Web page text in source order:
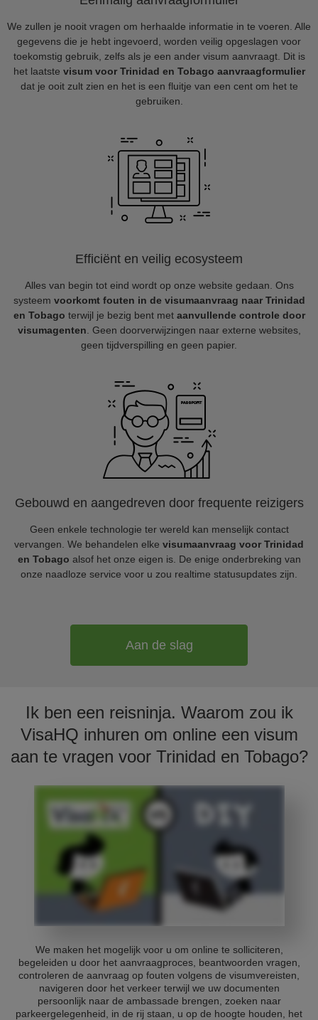
We zullen je nooit vragen om herhaalde informatie in te voeren. Alle
gegevens die je hebt ingevoerd, worden veilig opgeslagen voor
toekomstig gebruik, zelfs als je een ander visum aanvraagt. Dit is
het laatste visum voor Trinidad en Tobago aanvraagformulier
dat je ooit zult zien en het is een fluitje van een cent om het te
gebruiken.
Efficiënt en veilig ecosysteem
Alles van begin tot eind wordt op onze website gedaan. Ons
systeem voorkomt fouten in de visumaanvraag naar Trinidad
en Tobago terwijl je bezig bent met aanvullende controle door
visumagenten . Geen doorverwijzingen naar externe websites,
geen tijdverspilling en geen papier.
Gebouwd en aangedreven door frequente reizigers
Geen enkele technologie ter wereld kan menselijk contact
vervangen. We behandelen elke visumaanvraag voor Trinidad
en Tobago alsof het onze eigen is. De enige onderbreking van
onze naadloze service voor u zou realtime statusupdates zijn.
Aan de slag
Ik ben een reisninja. Waarom zou ik
VisaHQ inhuren om online een visum
aan te vragen voor Trinidad en Tobago?
We maken het mogelijk voor u om online te solliciteren,
begeleiden u door het aanvraagproces, beantwoorden vragen,
controleren de aanvraag op fouten volgens de visumvereisten,
navigeren door het verkeer terwijl we uw documenten
persoonlijk naar de ambassade brengen, zoeken naar
parkeergelegenheid, in de rij staan, u op de hoogte houden, het